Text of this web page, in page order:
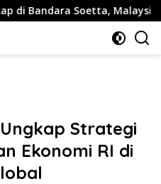
Soetta, Malaysia
Strategi
Ekonomi RI di